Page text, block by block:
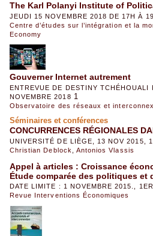
The Karl Polanyi Institute of
JEUDI 15 NOVEMBRE 2018 DE 17H À
Centre d’études sur l’intégration et la
Economy
Gouverner Internet autrement
ENTREVUE DE DESTINY
NOVEMBRE 2018 1
Observatoire des réseaux et
Séminaires et conférences
CONCURRENCES RÉGIONALES
UNIVERSITÉ DE LIÈGE, 13 NOV 2015,
Christian Deblock Antonios Vlassis
Appel à articles : Croissance
Étude comparée des politiques et
DATE LIMITE : 1 NOVEMBRE 2015.,
Revue Interventions Économiques